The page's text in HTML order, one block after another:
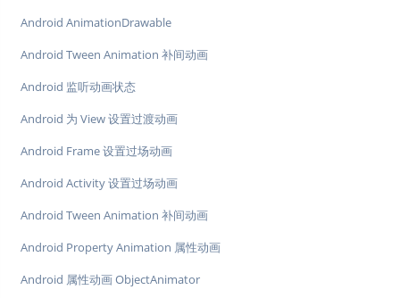
Android AnimationDrawable
Android Tween Animation 补间动画
Android 监听动画状态
Android 为 View 设置过渡动画
Android Frame 设置过场动画
Android Activity 设置过场动画
Android Tween Animation 补间动画
Android Property Animation 属性动画
Android 属性动画 ObjectAnimator